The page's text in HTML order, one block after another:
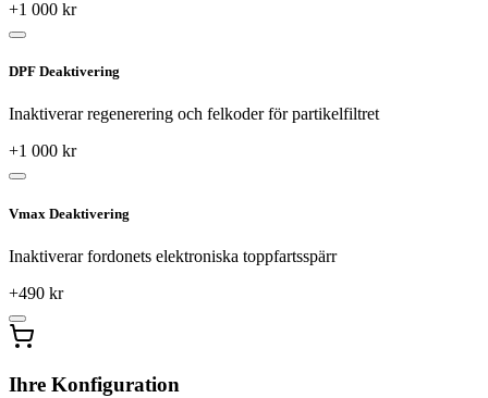
+1 000 kr
DPF Deaktivering
Inaktiverar regenerering och felkoder för partikelfiltret
+1 000 kr
Vmax Deaktivering
Inaktiverar fordonets elektroniska toppfartsspärr
+490 kr
Ihre Konfiguration